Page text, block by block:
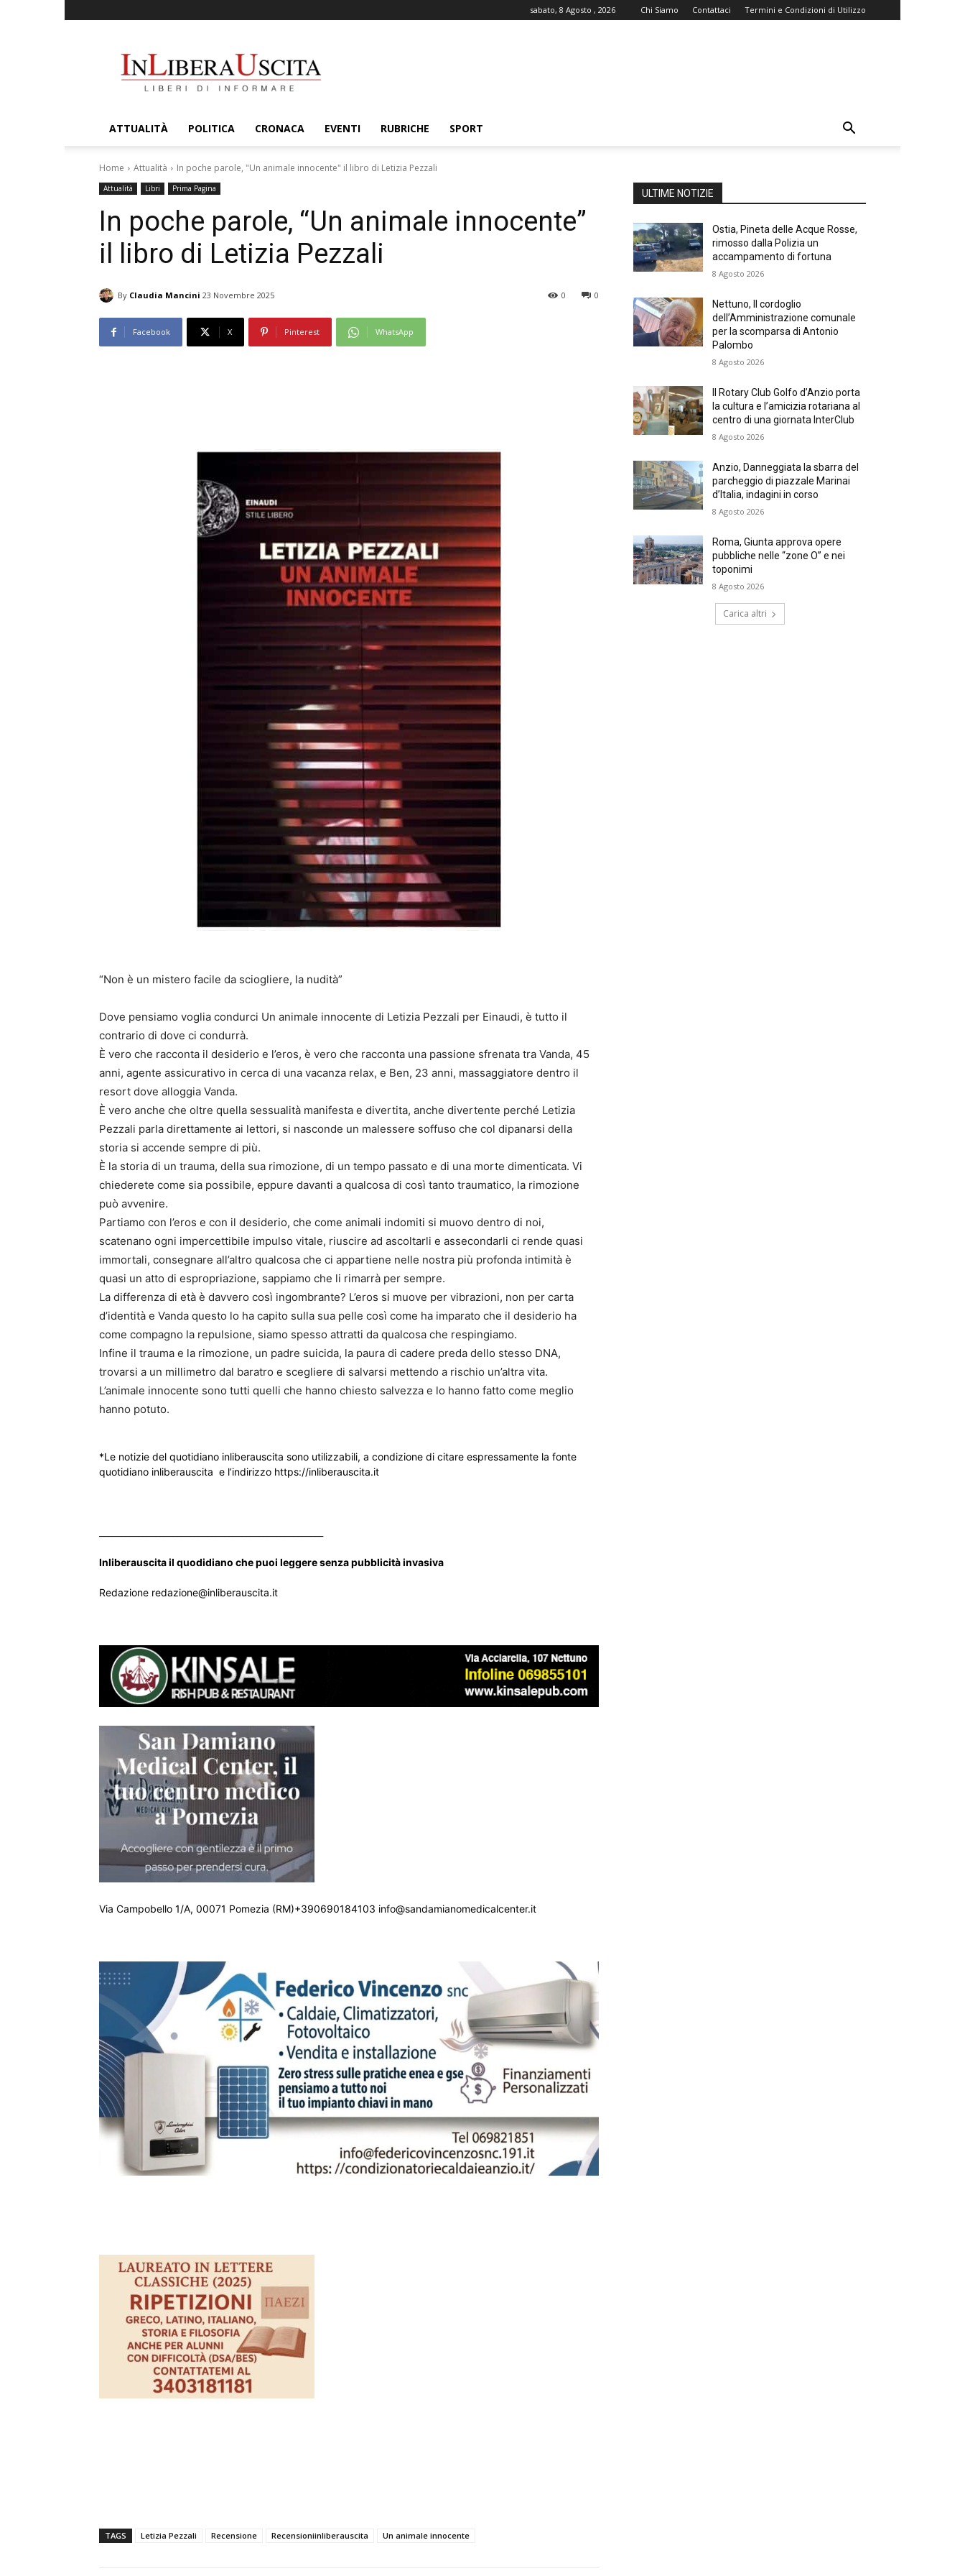
sabato, 8 Agosto , 2026 Chi Siamo Contattaci Termini e Condizioni di Utilizzo
ATTUALITÀ POLITICA CRONACA EVENTI RUBRICHE SPORT
Home Attualità In poche parole, "Un animale innocente" il libro di Letizia Pezzali
Attualità Libri Prima Pagina
In poche parole, “Un animale innocente”
il libro di Letizia Pezzali
By Claudia Mancini 23 Novembre 2025 0
0
Facebook X Pinterest WhatsApp
“Non è un mistero facile da sciogliere, la nudità”
Dove pensiamo voglia condurci Un animale innocente di Letizia Pezzali per Einaudi, è tutto il
contrario di dove ci condurrà.
È vero che racconta il desiderio e l’eros, è vero che racconta una passione sfrenata tra Vanda, 45
anni, agente assicurativo in cerca di una vacanza relax, e Ben, 23 anni, massaggiatore dentro il
resort dove alloggia Vanda.
È vero anche che oltre quella sessualità manifesta e divertita, anche divertente perché Letizia
Pezzali parla direttamente ai lettori, si nasconde un malessere soffuso che col dipanarsi della
storia si accende sempre di più.
È la storia di un trauma, della sua rimozione, di un tempo passato e di una morte dimenticata. Vi
chiederete come sia possibile, eppure davanti a qualcosa di così tanto traumatico, la rimozione
può avvenire.
Partiamo con l’eros e con il desiderio, che come animali indomiti si muovo dentro di noi,
scatenano ogni impercettibile impulso vitale, riuscire ad ascoltarli e assecondarli ci rende quasi
immortali, consegnare all’altro qualcosa che ci appartiene nelle nostra più profonda intimità è
quasi un atto di espropriazione, sappiamo che li rimarrà per sempre.
La differenza di età è davvero così ingombrante? L’eros si muove per vibrazioni, non per carta
d’identità e Vanda questo lo ha capito sulla sua pelle così come ha imparato che il desiderio ha
come compagno la repulsione, siamo spesso attratti da qualcosa che respingiamo.
Infine il trauma e la rimozione, un padre suicida, la paura di cadere preda dello stesso DNA,
trovarsi a un millimetro dal baratro e scegliere di salvarsi mettendo a rischio un’altra vita.
L’animale innocente sono tutti quelli che hanno chiesto salvezza e lo hanno fatto come meglio
hanno potuto.
*Le notizie del quotidiano inliberauscita sono utilizzabili, a condizione di citare espressamente la fonte
quotidiano inliberauscita e l’indirizzo https://inliberauscita.it
Inliberauscita il quodidiano che puoi leggere senza pubblicità invasiva
Redazione redazione@inliberauscita.it
Via Campobello 1/A, 00071 Pomezia (RM)+390690184103 info@sandamianomedicalcenter.it
TAGS Letizia Pezzali Recensione Recensioniinliberauscita Un animale innocente
ULTIME NOTIZIE
Ostia, Pineta delle Acque Rosse,
rimosso dalla Polizia un
accampamento di fortuna
8 Agosto 2026
Nettuno, Il cordoglio
dell’Amministrazione comunale
per la scomparsa di Antonio
Palombo
8 Agosto 2026
Il Rotary Club Golfo d’Anzio porta
la cultura e l’amicizia rotariana al
centro di una giornata InterClub
8 Agosto 2026
Anzio, Danneggiata la sbarra del
parcheggio di piazzale Marinai
d’Italia, indagini in corso
8 Agosto 2026
Roma, Giunta approva opere
pubbliche nelle “zone O” e nei
toponimi
8 Agosto 2026
Carica altri